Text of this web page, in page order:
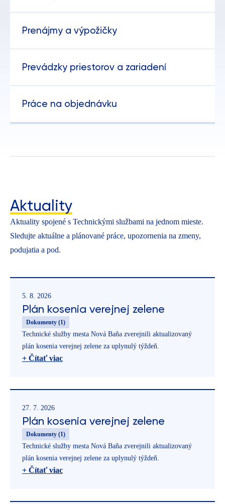
Prenájmy a výpožičky
Prevádzky priestorov a zariadení
Práce na objednávku
Aktuality
Aktuality spojené s Technickými službami na jednom mieste.
Sledujte aktuálne a plánované práce, upozornenia na zmeny,
podujatia a pod.
5. 8. 2026
Plán kosenia verejnej zelene
Dokumenty (1)
Technické služby mesta Nová Baňa zverejnili aktualizovaný
plán kosenia verejnej zelene za uplynulý týždeň.
+ Čítať viac
27. 7. 2026
Plán kosenia verejnej zelene
Dokumenty (1)
Technické služby mesta Nová Baňa zverejnili aktualizovaný
plán kosenia verejnej zelene za uplynulý týždeň.
+ Čítať viac